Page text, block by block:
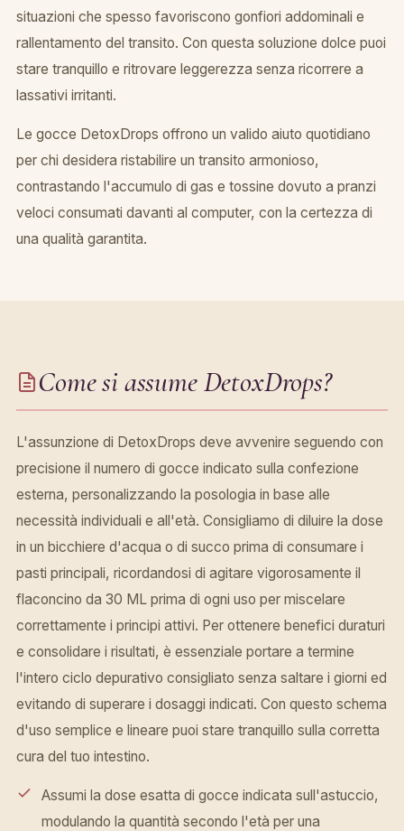
situazioni che spesso favoriscono gonfiori addominali e
rallentamento del transito. Con questa soluzione dolce puoi
stare tranquillo e ritrovare leggerezza senza ricorrere a
lassativi irritanti.
Le gocce DetoxDrops offrono un valido aiuto quotidiano
per chi desidera ristabilire un transito armonioso,
contrastando l'accumulo di gas e tossine dovuto a pranzi
veloci consumati davanti al computer, con la certezza di
una qualità garantita.
Come si assume DetoxDrops?
L'assunzione di DetoxDrops deve avvenire seguendo con
precisione il numero di gocce indicato sulla confezione
esterna, personalizzando la posologia in base alle
necessità individuali e all'età. Consigliamo di diluire la dose
in un bicchiere d'acqua o di succo prima di consumare i
pasti principali, ricordandosi di agitare vigorosamente il
flaconcino da 30 ML prima di ogni uso per miscelare
correttamente i principi attivi. Per ottenere benefici duraturi
e consolidare i risultati, è essenziale portare a termine
l'intero ciclo depurativo consigliato senza saltare i giorni ed
evitando di superare i dosaggi indicati. Con questo schema
d'uso semplice e lineare puoi stare tranquillo sulla corretta
cura del tuo intestino.
Assumi la dose esatta di gocce indicata sull'astuccio,
modulando la quantità secondo l'età per una